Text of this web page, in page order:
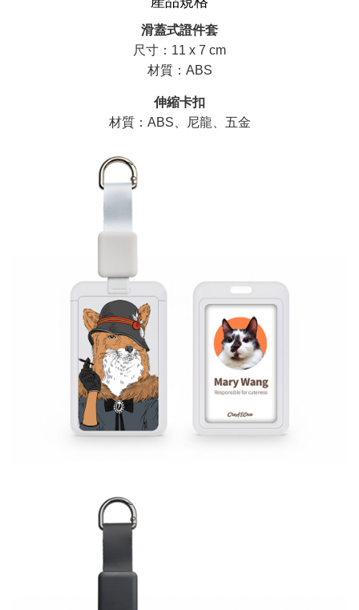
滑蓋式證件套
尺寸：11 x 7 cm
材質：ABS
伸縮卡扣
材質：ABS、尼龍、五金